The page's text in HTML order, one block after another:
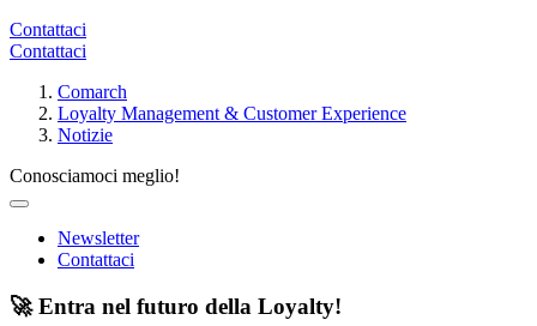
Contattaci
Contattaci
Comarch
Loyalty Management & Customer Experience
Notizie
Conosciamoci meglio!
Newsletter
Contattaci
🚀 Entra nel futuro della Loyalty!